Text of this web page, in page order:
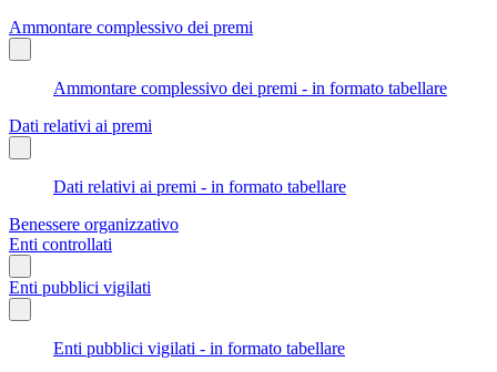
Ammontare complessivo dei premi
Ammontare complessivo dei premi - in formato tabellare
Dati relativi ai premi
Dati relativi ai premi - in formato tabellare
Benessere organizzativo
Enti controllati
Enti pubblici vigilati
Enti pubblici vigilati - in formato tabellare